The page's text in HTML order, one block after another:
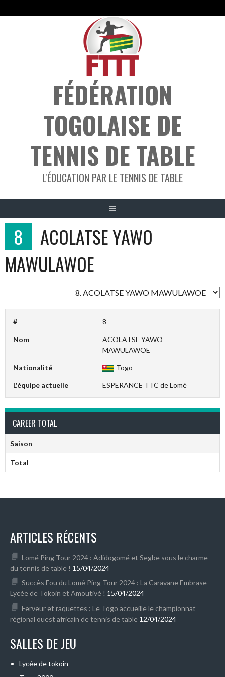
FÉDÉRATION
TOGOLAISE DE
TENNIS DE TABLE
L'ÉDUCATION PAR LE TENNIS DE TABLE
8
ACOLATSE YAWO
MAWULAWOE
# 8
Nom
ACOLATSE YAWO
MAWULAWOE
Nationalité Togo
L'équipe actuelle ESPERANCE TTC de Lomé
CAREER TOTAL
Saison
Total
ARTICLES RÉCENTS
Lomé Ping Tour 2024 : Adidogomé et Segbe sous le charme
du tennis de table ! 15/04/2024
Succès Fou du Lomé Ping Tour 2024 : La Caravane Embrase
Lycée de Tokoin et Amoutivé ! 15/04/2024
Ferveur et raquettes : Le Togo accueille le championnat
régional ouest africain de tennis de table 12/04/2024
SALLES DE JEU
Lycée de tokoin